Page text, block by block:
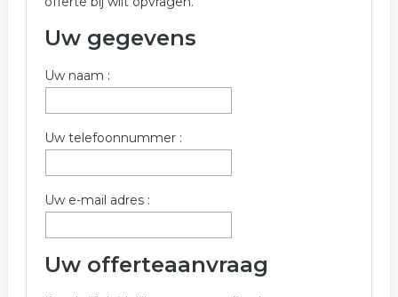
Voor meer informatie over vishandel in Urk kunt u het
formulier invullen. wij hebben de volgende bedrijven
gevonden.
Trefwoorden:
viswinkel
vis groothandel vishandel
Uw gegevens
Uw naam :
Uw telefoonnummer :
Uw e-mail adres :
Uw offerteaanvraag